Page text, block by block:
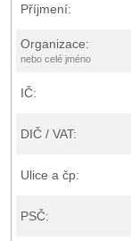
Příjmení:
Organizace:
nebo celé jméno
IČ:
DIČ / VAT:
Ulice a čp:
PSČ: